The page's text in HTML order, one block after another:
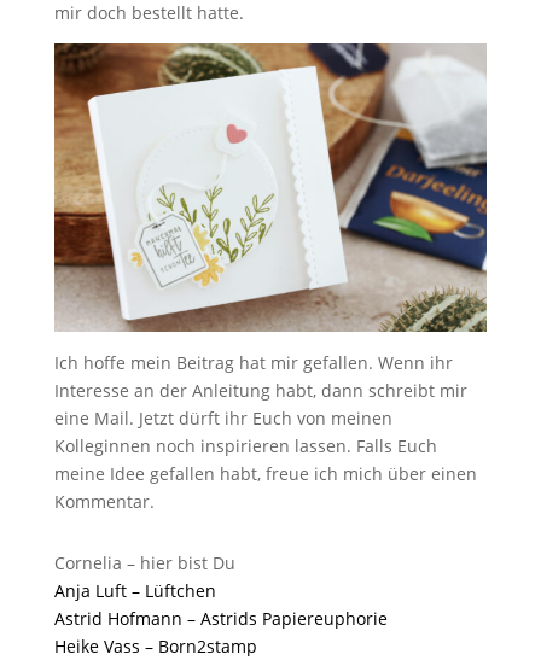
mir doch bestellt hatte.
Ich hoffe mein Beitrag hat mir gefallen. Wenn ihr
Interesse an der Anleitung habt, dann schreibt mir
eine Mail. Jetzt dürft ihr Euch von meinen
Kolleginnen noch inspirieren lassen. Falls Euch
meine Idee gefallen habt, freue ich mich über einen
Kommentar.
Cornelia – hier bist Du
Anja Luft – Lüftchen
Astrid Hofmann – Astrids Papiereuphorie
Heike Vass – Born2stamp